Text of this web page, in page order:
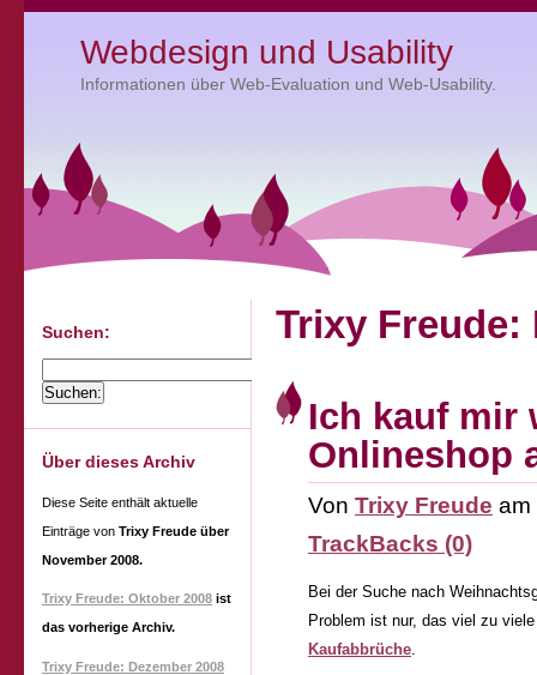
Webdesign und Usability
Informationen über Web-Evaluation und Web-Usability.
Trixy Freude:
Ich kauf mir
Onlineshop
Von Trixy Freude am
TrackBacks (0)
Bei der Suche nach
Problem ist nur, das viel zu
Kaufabbrüche.
Suchen:
Über dieses Archiv
Diese Seite enthält aktuelle
Einträge von Trixy Freude über
November 2008.
Trixy Freude: Oktober 2008 ist
das vorherige Archiv.
Trixy Freude: Dezember 2008